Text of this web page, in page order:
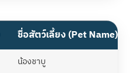
ชื่อสัตว์เลี้ยง (Pet Name)
น้องชาบู